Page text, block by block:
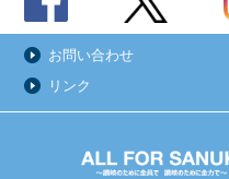
お問い合わせ
リンク